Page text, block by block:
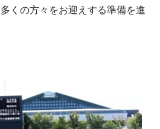
くの方々をお迎えする準備を進